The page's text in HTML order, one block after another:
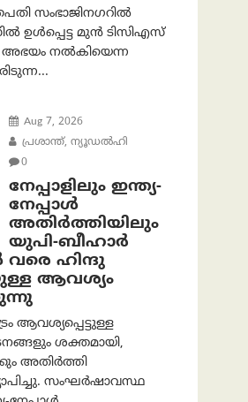
സംഭാജിനഗറിൽ
ഉൾപ്പെട്ട മുൻ ടിസിഎസ്
അഭയം നൽകിയെന്ന
Aug 7, 2026
പ്രശാന്ത്, ന്യൂഡല്‍ഹി
0
നേപ്പാളിലും ഇന്ത്യ-
നേപ്പാൾ
അതിർത്തിയിലും
യുപി-ബീഹാർ
ഹിന്ദു
ആവശ്യം
ആവശ്യപ്പെട്ടുള്ള
ശക്തമായി,
അതിർത്തി
സംഘർഷാവസ്ഥ